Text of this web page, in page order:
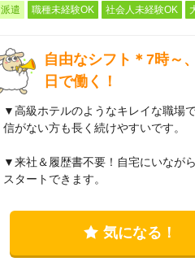
派遣 職種未経験OK 社会人未経験OK
自由なシフト＊7時～
日で働く！
▼高級ホテルのようなキレイな職場
信がない方も長く続けやすいです。
▼来社＆履歴書不要！自宅にいなが
スタートできます。
気になる！